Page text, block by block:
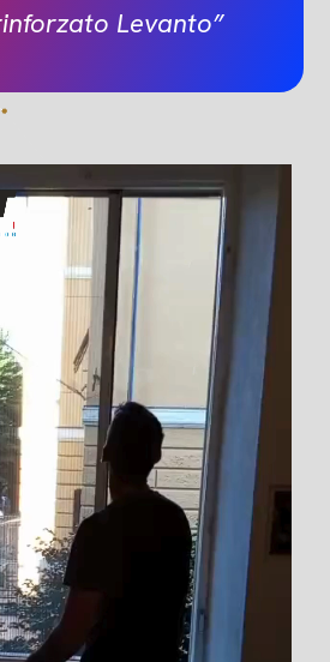
Levanto”